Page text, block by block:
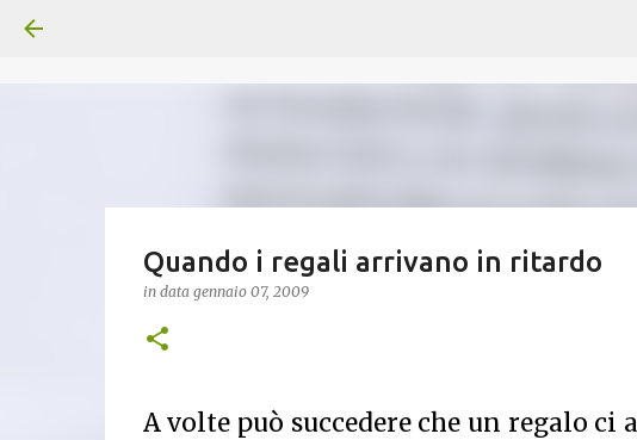
Quando i regali arrivano in ritardo
in data gennaio 07, 2009
A volte può succedere che un regalo